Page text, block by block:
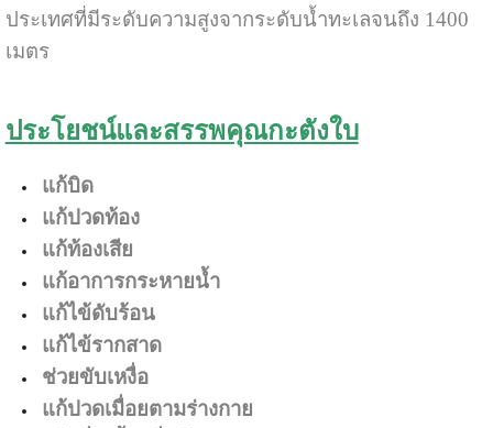
ประเทศที่มีระดับความสูงจากระดับน้ำทะเลจนถึง 1400
เมตร
ประโยชน์และสรรพคุณกะตังใบ
แก้บิด
แก้ปวดท้อง
แก้ท้องเสีย
แก้อาการกระหายน้ำ
แก้ไข้ดับร้อน
แก้ไข้รากสาด
ช่วยขับเหงื่อ
แก้ปวดเมื่อยตามร่างกาย